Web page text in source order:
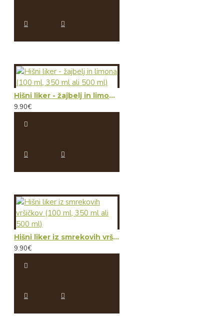
Hišni liker - žajbelj in limona (100 ml, 350 ml ali 500 ml)
9.90€
Hišni liker iz smrekovih vršičkov (100 ml, 350 ml ali 500 ml)
9.90€